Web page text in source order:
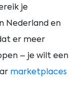
je
Nederland en
er meer
– je wilt een
marketplaces